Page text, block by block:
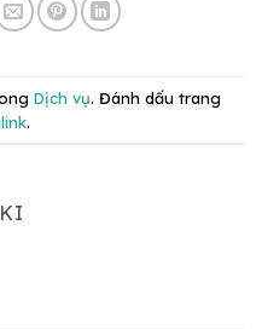
Dịch vụ. Đánh dấu trang
.